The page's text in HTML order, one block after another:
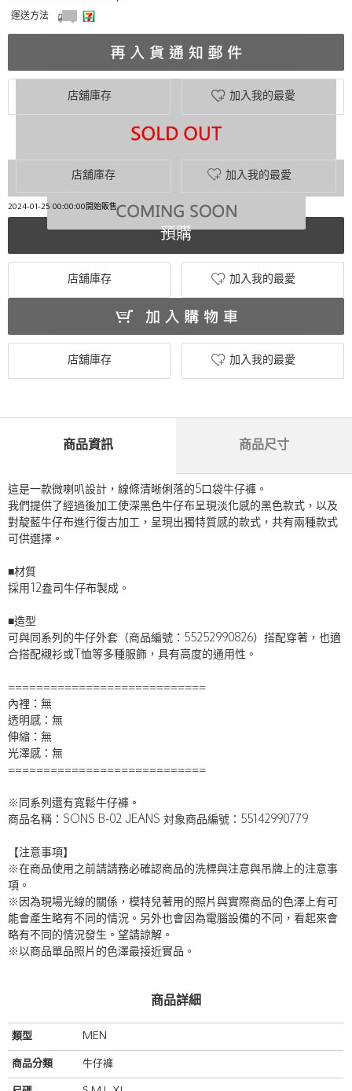
運送方法
加入我的最愛
店舖庫存
店舖庫存 加入我的最愛
2024-01-25 00:00:00開始販售
預購
店舖庫存 加入我的最愛
店舖庫存 加入我的最愛
商品資訊 商品尺寸
這是一款微喇叭設計，線條清晰俐落的5口袋牛仔褲。
我們提供了經過後加工使深黑色牛仔布呈現淡化感的黑色款式，以及
對靛藍牛仔布進行復古加工，呈現出獨特質感的款式，共有兩種款式
可供選擇。
■材質
採用12盎司牛仔布製成。
■造型
可與同系列的牛仔外套（商品編號：55252990826）搭配穿著，也適
合搭配襯衫或T恤等多種服飾，具有高度的通用性。
============================
內裡：無
透明感：無
伸縮：無
光澤感：無
============================
※同系列還有寬鬆牛仔褲。
商品名稱：SONS B-02 JEANS 対象商品編號：55142990779
【注意事項】
※在商品使用之前請請務必確認商品的洗標與注意與吊牌上的注意事
項。
※因為現場光線的關係，模特兒著用的照片與實際商品的色澤上有可
能會產生略有不同的情況。另外也會因為電腦設備的不同，看起來會
略有不同的情況發生。望請諒解。
※以商品單品照片的色澤最接近實品。
商品詳細
類型 MEN
商品分類 牛仔褲